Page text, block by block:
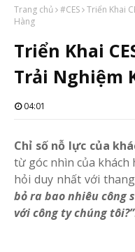
Trang chủ #CES Triển Khai
Hàng
Triển Khai
Trải Nghiệm
04:01
Chỉ số nỗ lực của
từ góc nhìn của
hỏi duy nhất với
bỏ ra bao nhiêu công
với công ty chúng tôi?”.